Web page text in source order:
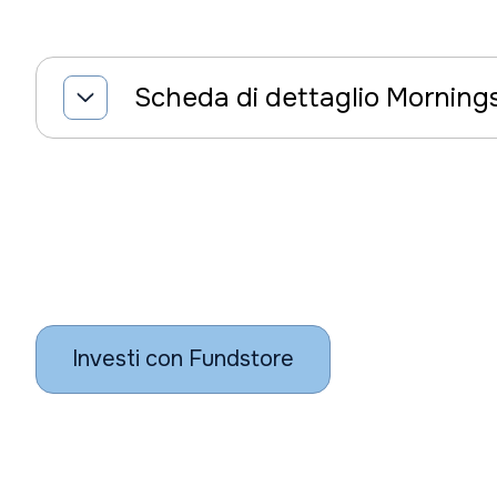
Scheda di dettaglio
Investi con Fundstore